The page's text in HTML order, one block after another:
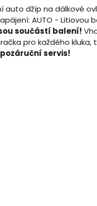
auto džíp na dálkové
AUTO - Litiovou
součástí balení!
pro každého kluka,
servis!